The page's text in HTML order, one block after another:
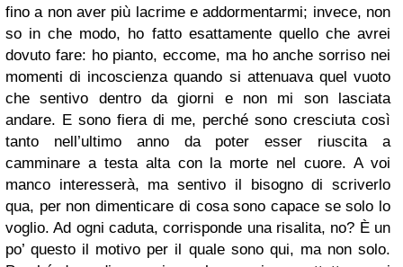
fino a non aver più lacrime e addormentarmi; invece, non
so in che modo, ho fatto esattamente quello che avrei
dovuto fare: ho pianto, eccome, ma ho anche sorriso nei
momenti di incoscienza quando si attenuava quel vuoto
che sentivo dentro da giorni e non mi son lasciata
andare. E sono fiera di me, perché sono cresciuta così
tanto nell’ultimo anno da poter esser riuscita a
camminare a testa alta con la morte nel cuore. A voi
manco interesserà, ma sentivo il bisogno di scriverlo
qua, per non dimenticare di cosa sono capace se solo lo
voglio. Ad ogni caduta, corrisponde una risalita, no? È un
po’ questo il motivo per il quale sono qui, ma non solo.